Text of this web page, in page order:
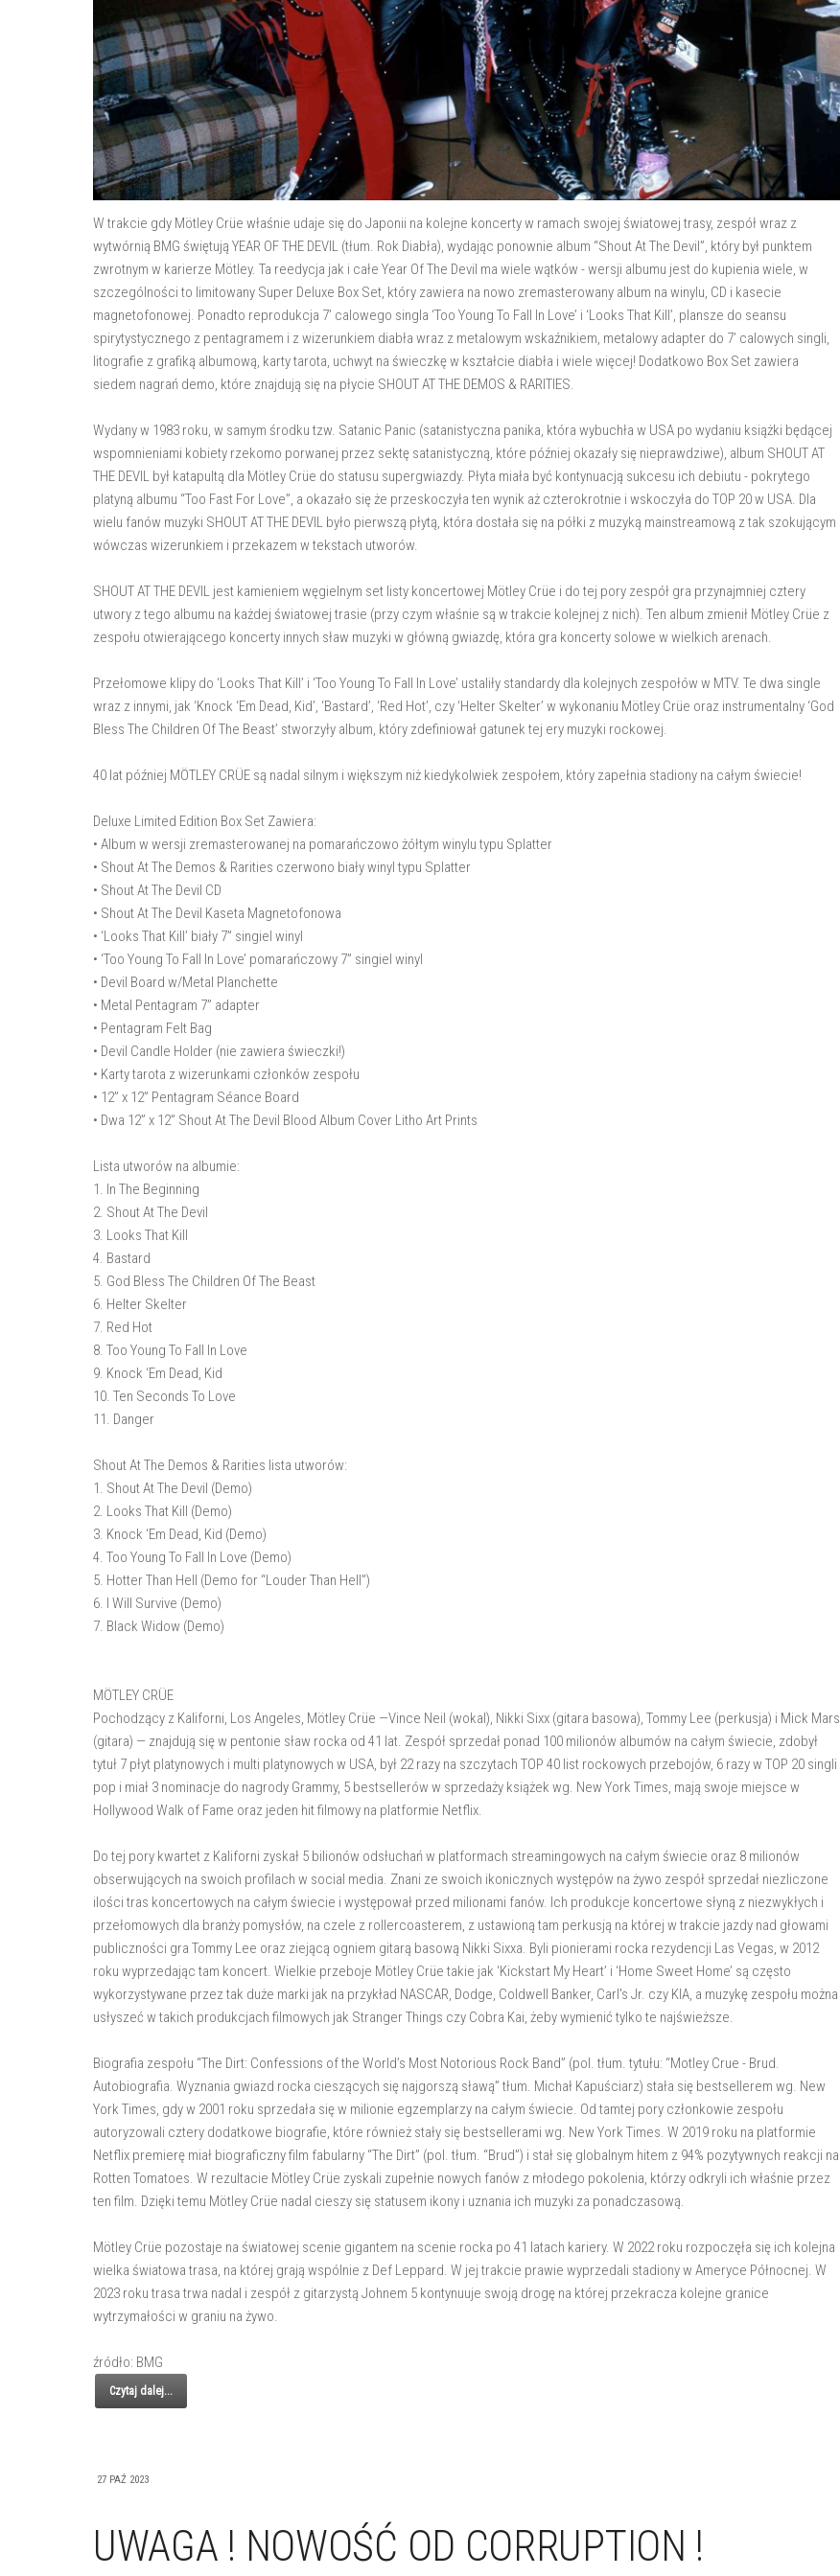
W trakcie gdy Mötley Crüe właśnie udaje się do Japonii na kolejne koncerty w ramach swojej światowej trasy, zespół wraz z
wytwórnią BMG świętują YEAR OF THE DEVIL (tłum. Rok Diabła), wydając ponownie album “Shout At The Devil”, który był punktem
zwrotnym w karierze Mötley. Ta reedycja jak i całe Year Of The Devil ma wiele wątków - wersji albumu jest do kupienia wiele, w
szczególności to limitowany Super Deluxe Box Set, który zawiera na nowo zremasterowany album na winylu, CD i kasecie
magnetofonowej. Ponadto reprodukcja 7’ calowego singla ‘Too Young To Fall In Love’ i ‘Looks That Kill’, plansze do seansu
spirytystycznego z pentagramem i z wizerunkiem diabła wraz z metalowym wskaźnikiem, metalowy adapter do 7’ calowych singli,
litografie z grafiką albumową, karty tarota, uchwyt na świeczkę w kształcie diabła i wiele więcej! Dodatkowo Box Set zawiera
siedem nagrań demo, które znajdują się na płycie SHOUT AT THE DEMOS & RARITIES.
Wydany w 1983 roku, w samym środku tzw. Satanic Panic (satanistyczna panika, która wybuchła w USA po wydaniu książki będącej
wspomnieniami kobiety rzekomo porwanej przez sektę satanistyczną, które później okazały się nieprawdziwe), album SHOUT AT
THE DEVIL był katapultą dla Mötley Crüe do statusu supergwiazdy. Płyta miała być kontynuacją sukcesu ich debiutu - pokrytego
platyną albumu “Too Fast For Love”, a okazało się że przeskoczyła ten wynik aż czterokrotnie i wskoczyła do TOP 20 w USA. Dla
wielu fanów muzyki SHOUT AT THE DEVIL było pierwszą płytą, która dostała się na półki z muzyką mainstreamową z tak szokującym
wówczas wizerunkiem i przekazem w tekstach utworów.
SHOUT AT THE DEVIL jest kamieniem węgielnym set listy koncertowej Mötley Crüe i do tej pory zespół gra przynajmniej cztery
utwory z tego albumu na każdej światowej trasie (przy czym właśnie są w trakcie kolejnej z nich). Ten album zmienił Mötley Crüe z
zespołu otwierającego koncerty innych sław muzyki w główną gwiazdę, która gra koncerty solowe w wielkich arenach.
Przełomowe klipy do ‘Looks That Kill’ i ‘Too Young To Fall In Love’ ustaliły standardy dla kolejnych zespołów w MTV. Te dwa single
wraz z innymi, jak ‘Knock ‘Em Dead, Kid’, ‘Bastard’, ‘Red Hot’, czy ‘Helter Skelter’ w wykonaniu Mötley Crüe oraz instrumentalny ‘God
Bless The Children Of The Beast’ stworzyły album, który zdefiniował gatunek tej ery muzyki rockowej.
40 lat później MÖTLEY CRÜE są nadal silnym i większym niż kiedykolwiek zespołem, który zapełnia stadiony na całym świecie!
Deluxe Limited Edition Box Set Zawiera:
• Album w wersji zremasterowanej na pomarańczowo żółtym winylu typu Splatter
• Shout At The Demos & Rarities czerwono biały winyl typu Splatter
• Shout At The Devil CD
• Shout At The Devil Kaseta Magnetofonowa
• ‘Looks That Kill’ biały 7” singiel winyl
• ‘Too Young To Fall In Love’ pomarańczowy 7” singiel winyl
• Devil Board w/Metal Planchette
• Metal Pentagram 7” adapter
• Pentagram Felt Bag
• Devil Candle Holder (nie zawiera świeczki!)
• Karty tarota z wizerunkami członków zespołu
• 12” x 12” Pentagram Séance Board
• Dwa 12” x 12” Shout At The Devil Blood Album Cover Litho Art Prints
Lista utworów na albumie:
1. In The Beginning
2. Shout At The Devil
3. Looks That Kill
4. Bastard
5. God Bless The Children Of The Beast
6. Helter Skelter
7. Red Hot
8. Too Young To Fall In Love
9. Knock ‘Em Dead, Kid
10. Ten Seconds To Love
11. Danger
Shout At The Demos & Rarities lista utworów:
1. Shout At The Devil (Demo)
2. Looks That Kill (Demo)
3. Knock ‘Em Dead, Kid (Demo)
4. Too Young To Fall In Love (Demo)
5. Hotter Than Hell (Demo for “Louder Than Hell”)
6. I Will Survive (Demo)
7. Black Widow (Demo)
MÖTLEY CRÜE
Pochodzący z Kaliforni, Los Angeles, Mötley Crüe —Vince Neil (wokal), Nikki Sixx (gitara basowa), Tommy Lee (perkusja) i Mick Mars
(gitara) — znajdują się w pentonie sław rocka od 41 lat. Zespół sprzedał ponad 100 milionów albumów na całym świecie, zdobył
tytuł 7 płyt platynowych i multi platynowych w USA, był 22 razy na szczytach TOP 40 list rockowych przebojów, 6 razy w TOP 20 singli
pop i miał 3 nominacje do nagrody Grammy, 5 bestsellerów w sprzedaży książek wg. New York Times, mają swoje miejsce w
Hollywood Walk of Fame oraz jeden hit filmowy na platformie Netflix.
Do tej pory kwartet z Kaliforni zyskał 5 bilionów odsłuchań w platformach streamingowych na całym świecie oraz 8 milionów
obserwujących na swoich profilach w social media. Znani ze swoich ikonicznych występów na żywo zespół sprzedał niezliczone
ilości tras koncertowych na całym świecie i występował przed milionami fanów. Ich produkcje koncertowe słyną z niezwykłych i
przełomowych dla branży pomysłów, na czele z rollercoasterem, z ustawioną tam perkusją na której w trakcie jazdy nad głowami
publiczności gra Tommy Lee oraz ziejącą ogniem gitarą basową Nikki Sixxa. Byli pionierami rocka rezydencji Las Vegas, w 2012
roku wyprzedając tam koncert. Wielkie przeboje Mötley Crüe takie jak ‘Kickstart My Heart’ i ‘Home Sweet Home’ są często
wykorzystywane przez tak duże marki jak na przykład NASCAR, Dodge, Coldwell Banker, Carl's Jr. czy KIA, a muzykę zespołu można
usłyszeć w takich produkcjach filmowych jak Stranger Things czy Cobra Kai, żeby wymienić tylko te najświeższe.
Biografia zespołu “The Dirt: Confessions of the World’s Most Notorious Rock Band” (pol. tłum. tytułu: “Motley Crue - Brud.
Autobiografia. Wyznania gwiazd rocka cieszących się najgorszą sławą” tłum. Michał Kapuściarz) stała się bestsellerem wg. New
York Times, gdy w 2001 roku sprzedała się w milionie egzemplarzy na całym świecie. Od tamtej pory członkowie zespołu
autoryzowali cztery dodatkowe biografie, które również stały się bestsellerami wg. New York Times. W 2019 roku na platformie
Netflix premierę miał biograficzny film fabularny “The Dirt” (pol. tłum. “Brud”) i stał się globalnym hitem z 94% pozytywnych reakcji na
Rotten Tomatoes. W rezultacie Mötley Crüe zyskali zupełnie nowych fanów z młodego pokolenia, którzy odkryli ich właśnie przez
ten film. Dzięki temu Mötley Crüe nadal cieszy się statusem ikony i uznania ich muzyki za ponadczasową.
Mötley Crüe pozostaje na światowej scenie gigantem na scenie rocka po 41 latach kariery. W 2022 roku rozpoczęła się ich kolejna
wielka światowa trasa, na której grają wspólnie z Def Leppard. W jej trakcie prawie wyprzedali stadiony w Ameryce Północnej. W
2023 roku trasa trwa nadal i zespół z gitarzystą Johnem 5 kontynuuje swoją drogę na której przekracza kolejne granice
wytrzymałości w graniu na żywo.
źródło: BMG
Czytaj dalej...
27 PAŹ 2023
UWAGA ! NOWOŚĆ OD CORRUPTION !